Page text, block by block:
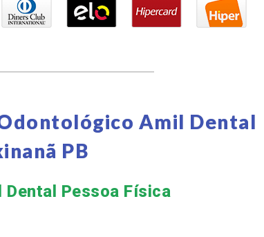
Amil Dental
PB
Dental Pessoa Física​